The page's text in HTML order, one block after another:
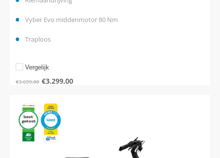
Vyber Evo middenmotor 80 Nm
Traploos
€3.699,00 €3.299,00
Vergelijk